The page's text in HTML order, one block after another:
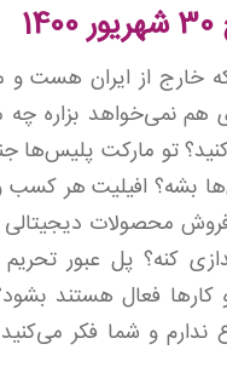
خارج از ایران هست و
هم نمی‌خواهد بزاره
تو مارکت پلیس‌ها
بشه؟ افیلیت هر کسب
محصولات دیجیتالی
کنه؟ پل عبور تحریم
کارها فعال هستند
و شما فکر می‌کنید